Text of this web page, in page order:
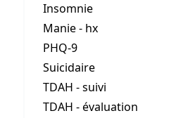
Insomnie
Manie - hx
PHQ-9
Suicidaire
TDAH - suivi
TDAH - évaluation